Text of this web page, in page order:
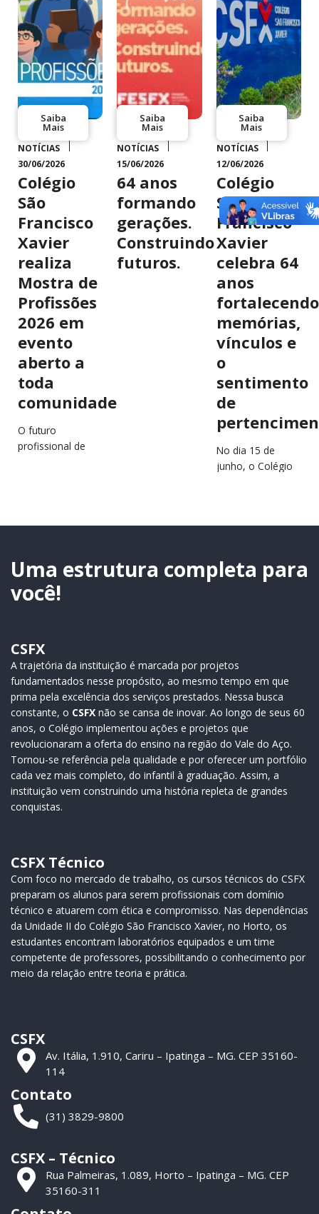
Saiba
Mais
NOTÍCIAS
30/06/2026
Colégio
São
Francisco
Xavier
realiza
Mostra de
Profissões
2026 em
evento
aberto a
toda
comunidade
O futuro
profissional de
próximo dia 2 de
Saiba
Mais
NOTÍCIAS
15/06/2026
64 anos
formando
gerações.
Construindo
futuros.
Saiba
Mais
NOTÍCIAS
12/06/2026
Colégio
São
Francisco
Xavier
celebra 64
anos
fortalecendo
memórias,
vínculos e
o
sentimento
de
No dia 15 de
junho, o Colégio
de história,
transformação
de…
Uma estrutura completa para
você!
CSFX
A trajetória da instituição é marcada por projetos
fundamentados nesse propósito, ao mesmo tempo em que
prima pela excelência dos serviços prestados. Nessa busca
constante, o CSFX não se cansa de inovar. Ao longo de seus 60
anos, o Colégio implementou ações e projetos que
revolucionaram a oferta do ensino na região do Vale do Aço.
Tornou-se referência pela qualidade e por oferecer um portfólio
cada vez mais completo, do infantil à graduação. Assim, a
instituição vem construindo uma história repleta de grandes
conquistas.
CSFX Técnico
Com foco no mercado de trabalho, os cursos técnicos do CSFX
preparam os alunos para serem profissionais com domínio
técnico e atuarem com ética e compromisso. Nas dependências
da Unidade II do Colégio São Francisco Xavier, no Horto, os
estudantes encontram laboratórios equipados e um time
competente de professores, possibilitando o conhecimento por
meio da relação entre teoria e prática.
CSFX
Av. Itália, 1.910, Cariru – Ipatinga – MG. CEP 35160-
114
Contato
(31) 3829-9800
CSFX – Técnico
Rua Palmeiras, 1.089, Horto – Ipatinga – MG. CEP
35160-311